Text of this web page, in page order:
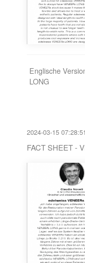
Englische
LONG
2024-03-15 07:28:51
FACT SHEET -